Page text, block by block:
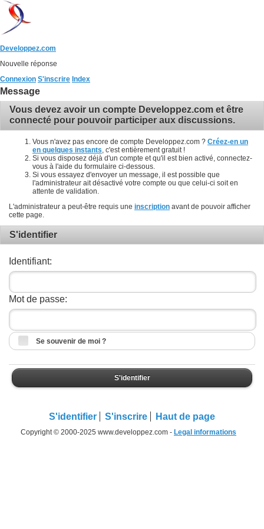
Developpez.com
Nouvelle réponse
Connexion S'inscrire Index
Message
Vous devez avoir un compte Developpez.com et être
connecté pour pouvoir participer aux discussions.
Vous n'avez pas encore de compte Developpez.com ? Créez-en un
en quelques instants , c'est entièrement gratuit !
Si vous disposez déjà d'un compte et qu'il est bien activé, connectez-
vous à l'aide du formulaire ci-dessous.
Si vous essayez d'envoyer un message, il est possible que
l'administrateur ait désactivé votre compte ou que celui-ci soit en
attente de validation.
L'administrateur a peut-être requis une inscription avant de pouvoir afficher
cette page.
S'identifier
Identifiant:
Mot de passe:
Se souvenir de moi ?
S'identifier
S'identifier S'inscrire Haut de page
Copyright © 2000-2025 www.developpez.com - Legal informations